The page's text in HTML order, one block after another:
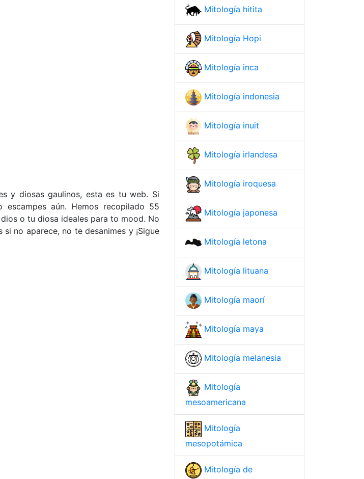
y diosas gaulinos, esta es tu web. Si
aún. Hemos recopilado 55
o tu diosa ideales para to mood. No
no aparece, no te desanimes y ¡Sigue
Mitología hitita
Mitología Hopi
Mitología inca
Mitología indonesia
Mitología inuit
Mitología irlandesa
Mitología iroquesa
Mitología japonesa
Mitología letona
Mitología lituana
Mitología maorí
Mitología maya
Mitología melanesia
Mitología
mesoamericana
Mitología
mesopotámica
Mitología de